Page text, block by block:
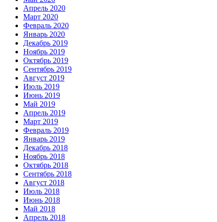
Апрель 2020
Март 2020
Февраль 2020
Январь 2020
Декабрь 2019
Ноябрь 2019
Октябрь 2019
Сентябрь 2019
Август 2019
Июль 2019
Июнь 2019
Май 2019
Апрель 2019
Март 2019
Февраль 2019
Январь 2019
Декабрь 2018
Ноябрь 2018
Октябрь 2018
Сентябрь 2018
Август 2018
Июль 2018
Июнь 2018
Май 2018
Апрель 2018